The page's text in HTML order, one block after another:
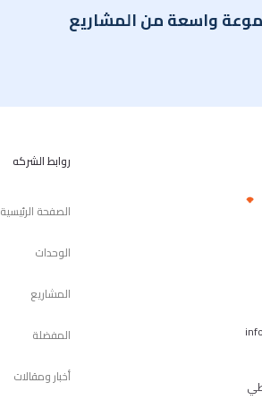
واسعة من المشاريع
روابط الشركه
الصفحة الرئيسية
الوحدات
المشاريع
المفضلة
أخبار ومقالات